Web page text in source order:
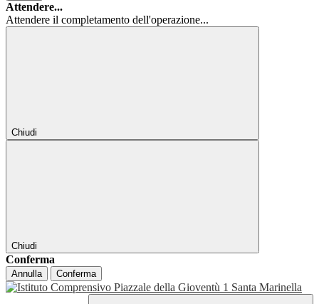
Attendere...
Attendere il completamento dell'operazione...
Chiudi
Chiudi
Conferma
Annulla Conferma